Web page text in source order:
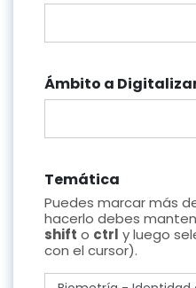
Ámbito a
Temática
Puedes marcar más
hacerlo debes
shift o ctrl y luego
con el cursor).